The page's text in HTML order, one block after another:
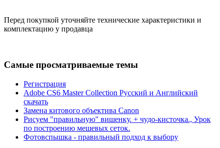
Перед покупкой уточняйте технические характеристики и
комплектацию у продавца
Самые просматриваемые темы
Регистрация
Adobe CS6 Master Collection Русский и Английский
скачать
Замена китового объектива Canon
Рисуем "правильную" вишенку. + чудо-кисточка., Урок
по построению мешевых сеток.
Фотовспышка - правильный подход к выбору